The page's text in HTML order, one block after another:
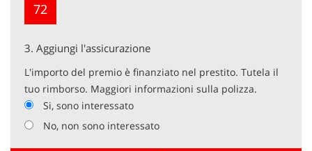
72
3. Aggiungi l'assicurazione
L'importo del premio è finanziato nel prestito. Tutela il
tuo rimborso. Maggiori informazioni sulla polizza.
Si, sono interessato
No, non sono interessato